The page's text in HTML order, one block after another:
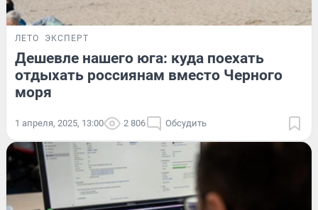
ЛЕТО ЭКСПЕРТ
Дешевле нашего юга: куда поехать
отдыхать россиянам вместо Черного
моря
1 апреля, 2025, 13:00 2 806 Обсудить